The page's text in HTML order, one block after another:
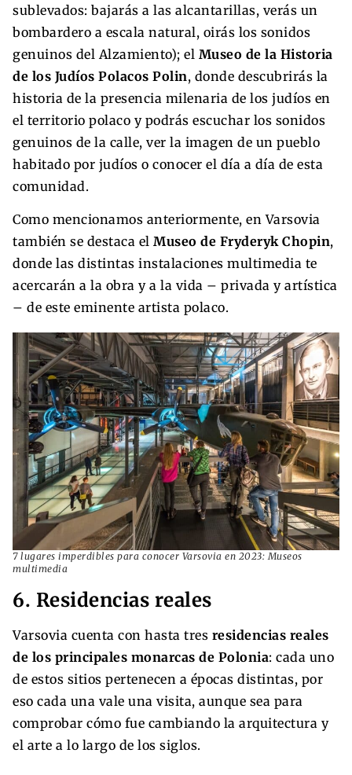
sublevados: bajarás a las alcantarillas, verás un
bombardero a escala natural, oirás los sonidos
genuinos del Alzamiento); el Museo de la Historia
de los Judíos Polacos Polin, donde descubrirás la
historia de la presencia milenaria de los judíos en
el territorio polaco y podrás escuchar los sonidos
genuinos de la calle, ver la imagen de un pueblo
habitado por judíos o conocer el día a día de esta
comunidad.
Como mencionamos anteriormente, en Varsovia
también se destaca el Museo de Fryderyk Chopin,
donde las distintas instalaciones multimedia te
acercarán a la obra y a la vida – privada y artística
– de este eminente artista polaco.
7 lugares imperdibles para conocer Varsovia en 2023: Museos
multimedia
6. Residencias reales
Varsovia cuenta con hasta tres residencias reales
de los principales monarcas de Polonia: cada uno
de estos sitios pertenecen a épocas distintas, por
eso cada una vale una visita, aunque sea para
comprobar cómo fue cambiando la arquitectura y
el arte a lo largo de los siglos.